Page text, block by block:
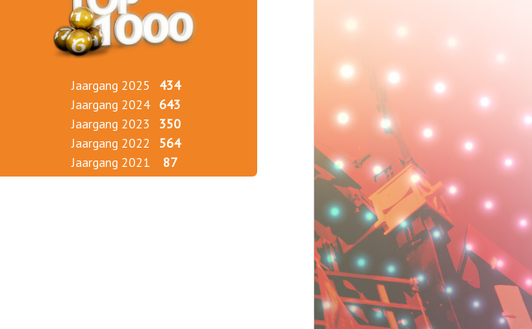
Jaargang 2025
434
Jaargang 2024 643
Jaargang 2023
350
Jaargang 2022
564
Jaargang 2021
87